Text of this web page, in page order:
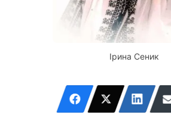
Ірина Сеник